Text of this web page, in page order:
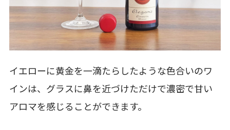
イエローに黄金を一滴たらしたような色合いのワ
インは、グラスに鼻を近づけただけで濃密で甘い
アロマを感じることができます。